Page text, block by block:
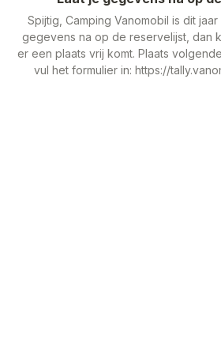
Spijtig, Camping Vanomobil is dit
gegevens na op de reservelijst, dan
er een plaats vrij komt. Plaats
vul het formulier in: https://